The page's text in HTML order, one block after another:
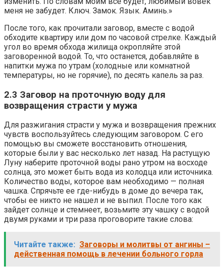
меня не забудет. Ключ. Замок. Язык. Аминь.»
После того, как прочитали заговор, вместе с водой
обходите квартиру или дом по часовой стрелке. Каждый
угол во время обхода жилища окропляйте этой
заговоренной водой. То, что останется, добавляйте в
напитки мужа по утрам (холодные или комнатной
температуры, но не горячие), по десять капель за раз.
2.3 Заговор на проточную воду для
возвращения страсти у мужа
Для разжигания страсти у мужа и возвращения прежних
чувств воспользуйтесь следующим заговором. С его
помощью вы сможете восстановить отношения,
которые были у вас несколько лет назад. На растущую
Луну наберите проточной воды рано утром на восходе
солнца, это может быть вода из колодца или источника.
Количество воды, которое вам необходимо — полная
чашка. Спрячьте ее где-нибудь в доме до вечера так,
чтобы ее никто не нашел и не выпил. После того как
зайдет солнце и стемнеет, возьмите эту чашку с водой
двумя руками и три раза проговорите такие слова:
Читайте также: Заговоры и молитвы от ангины –
действенная помощь в лечении больного горла